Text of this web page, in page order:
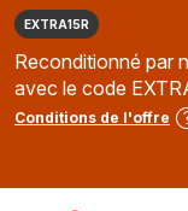
EXTRA15R
Reconditionné par
avec le code
Conditions de l'offre